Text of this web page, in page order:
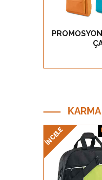
GÖZ AT
KARMA
İNCELE
İNCELE